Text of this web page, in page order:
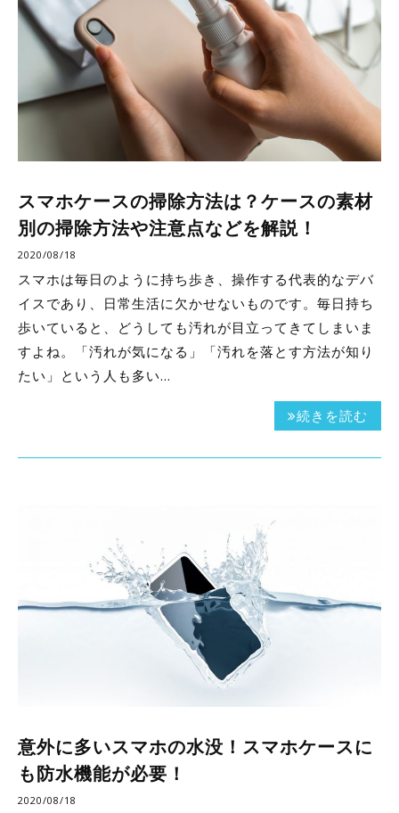
スマホケースの掃除方法は？ケースの素材
別の掃除方法や注意点などを解説！
2020/08/18
スマホは毎日のように持ち歩き、操作する代表的なデバ
イスであり、日常生活に欠かせないものです。毎日持ち
歩いていると、どうしても汚れが目立ってきてしまいま
すよね。「汚れが気になる」「汚れを落とす方法が知り
たい」という人も多い…
続きを読む
意外に多いスマホの水没！スマホケースに
も防水機能が必要！
2020/08/18